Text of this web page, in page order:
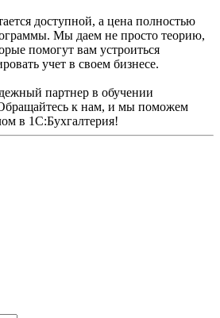
доступной, а цена полностью
Мы даем не просто теорию,
помогут вам устроиться
учет в своем бизнесе.
партнер в обучении
к нам, и мы поможем
в 1С:Бухгалтерия!